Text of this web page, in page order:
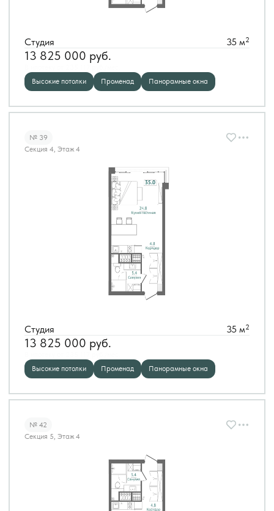
Студия 35 м2
13 825 000 руб.
Высокие потолки
Променад Панорамные окна
№ 39
Секция 4, Этаж 4
Студия 35 м2
13 825 000 руб.
Высокие потолки
Променад Панорамные окна
№ 42
Секция 5, Этаж 4